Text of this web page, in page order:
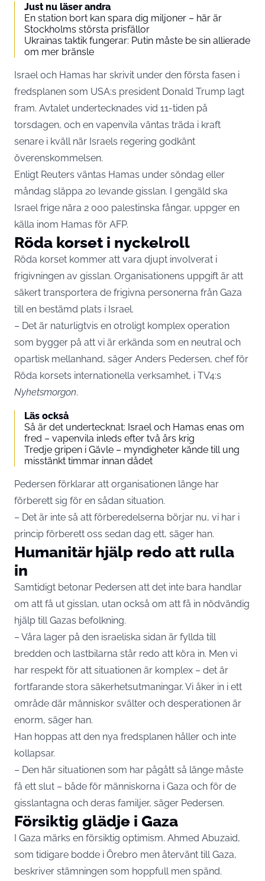
Just nu läser andra
En station bort kan spara dig miljoner – här är
Stockholms största prisfällor
Ukrainas taktik fungerar: Putin måste be sin allierade
om mer bränsle
Israel och Hamas har skrivit under den första fasen i
fredsplanen som USA:s president Donald Trump lagt
fram. Avtalet undertecknades vid 11-tiden på
torsdagen, och en vapenvila väntas träda i kraft
senare i kväll när Israels regering godkänt
överenskommelsen.
Enligt Reuters väntas Hamas under söndag eller
måndag släppa 20 levande gisslan. I gengäld ska
Israel frige nära 2 000 palestinska fångar, uppger en
källa inom Hamas för AFP.
Röda korset i nyckelroll
Röda korset kommer att vara djupt involverat i
frigivningen av gisslan. Organisationens uppgift är att
säkert transportera de frigivna personerna från Gaza
till en bestämd plats i Israel.
– Det är naturligtvis en otroligt komplex operation
som bygger på att vi är erkända som en neutral och
opartisk mellanhand, säger Anders Pedersen, chef för
Röda korsets internationella verksamhet, i TV4:s
Nyhetsmorgon.
Läs också
Så är det undertecknat: Israel och Hamas enas om
fred – vapenvila inleds efter två års krig
Tredje gripen i Gävle – myndigheter kände till ung
misstänkt timmar innan dådet
Pedersen förklarar att organisationen länge har
förberett sig för en sådan situation.
– Det är inte så att förberedelserna börjar nu, vi har i
princip förberett oss sedan dag ett, säger han.
Humanitär hjälp redo att rulla
in
Samtidigt betonar Pedersen att det inte bara handlar
om att få ut gisslan, utan också om att få in nödvändig
hjälp till Gazas befolkning.
– Våra lager på den israeliska sidan är fyllda till
bredden och lastbilarna står redo att köra in. Men vi
har respekt för att situationen är komplex – det är
fortfarande stora säkerhetsutmaningar. Vi åker in i ett
område där människor svälter och desperationen är
enorm, säger han.
Han hoppas att den nya fredsplanen håller och inte
kollapsar.
– Den här situationen som har pågått så länge måste
få ett slut – både för människorna i Gaza och för de
gisslantagna och deras familjer, säger Pedersen.
Försiktig glädje i Gaza
I Gaza märks en försiktig optimism. Ahmed Abuzaid,
som tidigare bodde i Örebro men återvänt till Gaza,
beskriver stämningen som hoppfull men spänd.